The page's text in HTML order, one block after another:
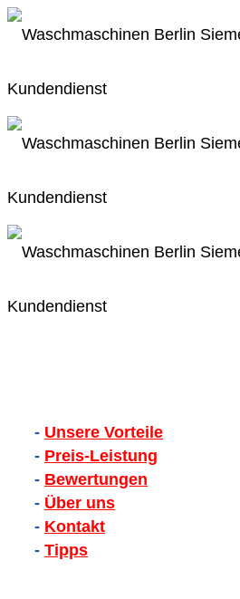
- Unsere Vorteile
- Preis-Leistung
- Bewertungen
- Über uns
- Kontakt
- Tipps